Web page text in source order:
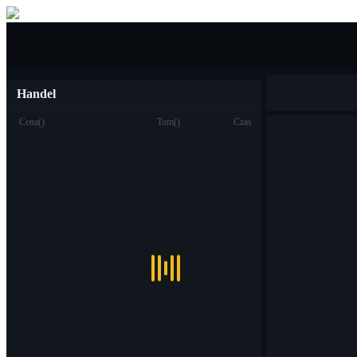
Handel
Cena() Tom() Czas